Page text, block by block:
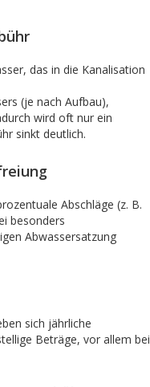
das in die Kanalisation
(je nach Aufbau),
wird oft nur ein
sinkt deutlich.
Abschläge (z. B.
besonders
Abwassersatzung
sich jährliche
Beträge, vor allem bei